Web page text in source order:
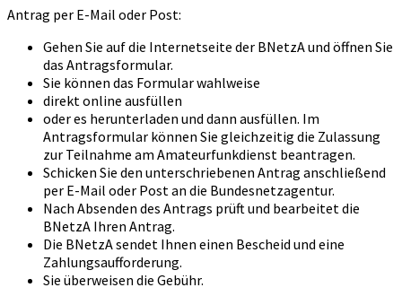
Antrag per E-Mail oder Post:
Gehen Sie auf die Internetseite der BNetzA und öffnen Sie
das Antragsformular.
Sie können das Formular wahlweise
direkt online ausfüllen
oder es herunterladen und dann ausfüllen. Im
Antragsformular können Sie gleichzeitig die Zulassung
zur Teilnahme am Amateurfunkdienst beantragen.
Schicken Sie den unterschriebenen Antrag anschließend
per E-Mail oder Post an die Bundesnetzagentur.
Nach Absenden des Antrags prüft und bearbeitet die
BNetzA Ihren Antrag.
Die BNetzA sendet Ihnen einen Bescheid und eine
Zahlungsaufforderung.
Sie überweisen die Gebühr.